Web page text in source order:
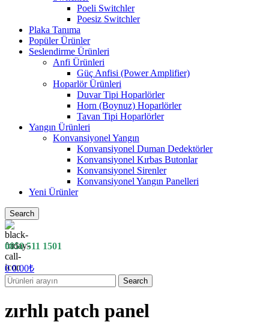
Poeli Switchler
Poesiz Switchler
Plaka Tanıma
Popüler Ürünler
Seslendirme Ürünleri
Anfi Ürünleri
Güç Anfisi (Power Amplifier)
Hoparlör Ürünleri
Duvar Tipi Hoparlörler
Horn (Boynuz) Hoparlörler
Tavan Tipi Hoparlörler
Yangın Ürünleri
Konvansiyonel Yangın
Konvansiyonel Duman Dedektörler
Konvansiyonel Kırbas Butonlar
Konvansiyonel Sirenler
Konvansiyonel Yangın Panelleri
Yeni Ürünler
Search
0850 511 1501
00.00₺
Search
zırhlı patch panel